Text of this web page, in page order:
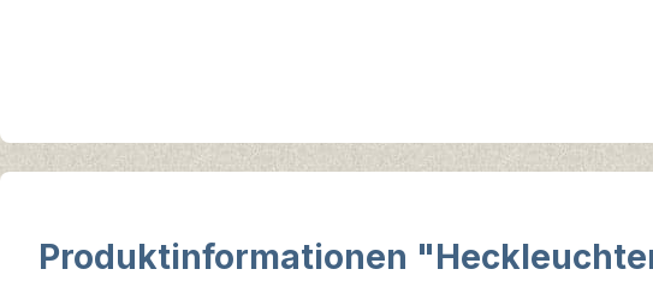
Produktinformationen